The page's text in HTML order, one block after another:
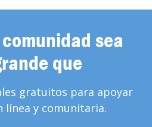
sea
que
gratuitos para apoyar
línea y comunitaria.